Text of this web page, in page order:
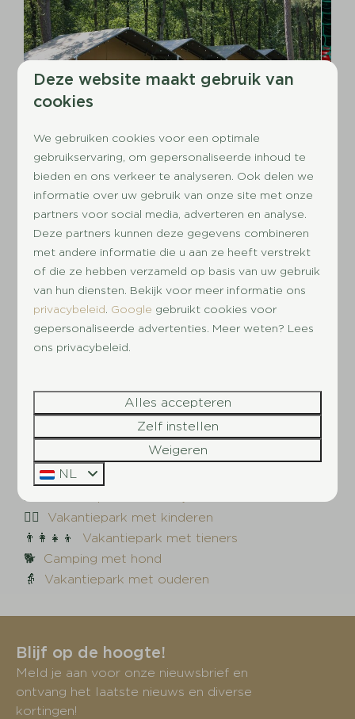
Zoek & Boek
Kies een regio:
🇳🇱 Vakantiepark in Utrecht
🇳🇱Vakantiepark in Drenthe
🇳🇱Vakantiepark in Gelderland
🇳🇱Vakantiepark in Doorn
Kies een thema:
Vakantiepark met zwembad
🤽‍♀️Vakantiepark met recreatieplas
🤸‍♂️ Vakantiepark met kinderen
👨‍👩‍👧‍👦 Vakantiepark met tieners
🐕 Camping met hond
👵 Vakantiepark met ouderen
Blijf op de hoogte!
Meld je aan voor onze nieuwsbrief en
ontvang het laatste nieuws en diverse
kortingen!
Deze website maakt gebruik van
cookies
We gebruiken cookies voor een optimale
gebruikservaring, om gepersonaliseerde inhoud te
bieden en ons verkeer te analyseren. Ook delen we
informatie over uw gebruik van onze site met onze
partners voor social media, adverteren en analyse.
Deze partners kunnen deze gegevens combineren
met andere informatie die u aan ze heeft verstrekt
of die ze hebben verzameld op basis van uw gebruik
van hun diensten. Bekijk voor meer informatie ons
privacybeleid Google gebruikt cookies voor
gepersonaliseerde advertenties. Meer weten? Lees
ons privacybeleid.
Alles accepteren
Zelf instellen
Weigeren
NL